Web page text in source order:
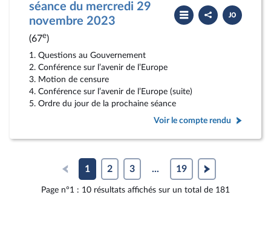
séance du mercredi 29
novembre 2023
(67e)
Partager
le
compte
Télécharger
le
PDF
1. Questions au Gouvernement
2. Conférence sur l’avenir de l’Europe
3. Motion de censure
4. Conférence sur l’avenir de l’Europe (suite)
5. Ordre du jour de la prochaine séance
Voir le compte rendu
1 2 3 ... 19
Page n°1 : 10 résultats affichés sur un total de 181